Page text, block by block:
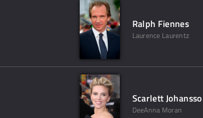
Ralph Fiennes
Laurence Laurentz
Scarlett
DeeAnna Moran